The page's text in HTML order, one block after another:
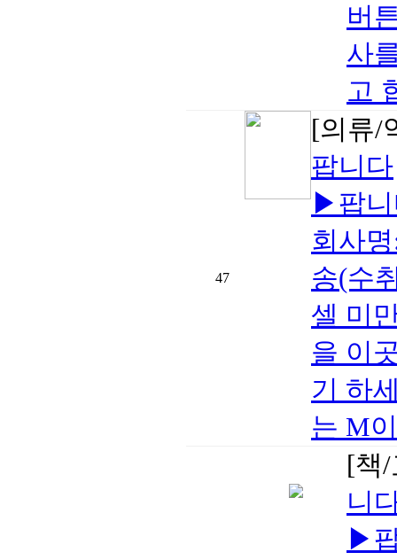
버
사
고
47
[의류/
팝니다
▶팝니
회사
송(수
셀 미
을 이
기 하
는 M
[책
니
▶